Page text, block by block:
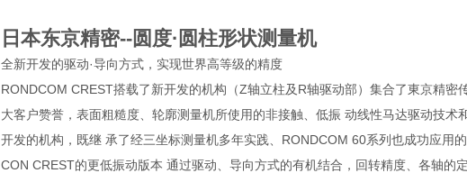
日本东京精密--圆度·圆柱形状测量机
全新开发的驱动·导向方式，实现世界高等级的精度
RONDCOM CREST搭载了新开发的机构（Z轴立柱及R轴驱动部）集合了東京精
大客户赞誉，表面粗糙度、轮廓测量机所使用的非接触、低振 动线性马达驱动技
开发的机构，既继 承了经三坐标测量机多年实践、RONDCOM 60系列也成功应用
CON CREST的更低振动版本 通过驱动、导向方式的有机结合，回转精度、各轴的